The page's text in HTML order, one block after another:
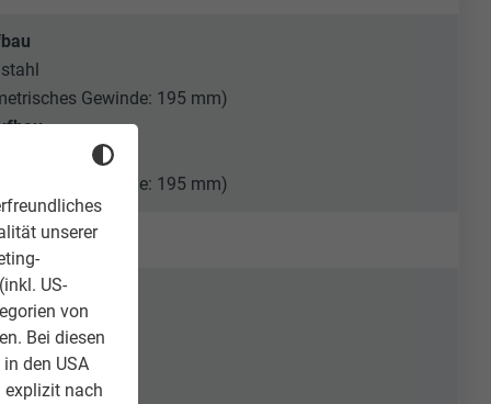
unserer
US-
von
Bei diesen
den USA
explizit nach
Gewinde: 195 mm)
Gewinde: 195 mm)